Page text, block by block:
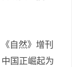
自然》增刊
国正崛起为